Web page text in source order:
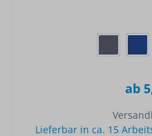
ab
Lieferbar in ca. 15